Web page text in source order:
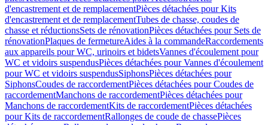
d'encastrement et de remplacementPièces détachées pour Kits
d'encastrement et de remplacementTubes de chasse, coudes de
chasse et réductionsSets de rénovationPièces détachées pour Sets de
rénovationPlaques de fermetureAides à la commandeRaccordements
aux appareils pour WC, urinoirs et bidetsVannes d'écoulement pour
WC et vidoirs suspendusPièces détachées pour Vannes d'écoulement
pour WC et vidoirs suspendusSiphonsPièces détachées pour
SiphonsCoudes de raccordementPièces détachées pour Coudes de
raccordementManchons de raccordementPièces détachées pour
Manchons de raccordementKits de raccordementPièces détachées
pour Kits de raccordementRallonges de coude de chassePièces